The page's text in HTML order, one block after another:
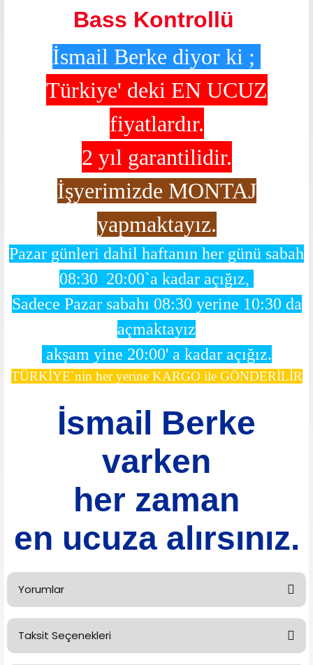
Bass Kontrollü
İsmail Berke diyor ki ;
Türkiye' deki EN UCUZ
fiyatlardır.
2 yıl garantilidir.
İşyerimizde MONTAJ
yapmaktayız.
Pazar günleri dahil haftanın her günü sabah
08:30 20:00`a kadar açığız,
Sadece Pazar sabahı 08:30 yerine 10:30 da
açmaktayız
akşam yine 20:00' a kadar açığız.
TÜRKİYE`nin her yerine KARGO ile GÖNDERİLİR
İsmail Berke
varken
her zaman
en ucuza alırsınız.
Yorumlar
Bu ürüne ilk yorumu siz yapın!
Taksit Seçenekleri